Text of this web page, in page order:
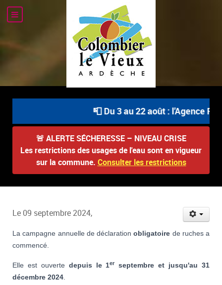
📮 Du 3 au 22 août : l'Agence
🚨 ALERTE SÉCHERESSE – NIVEAU CRISE
Les restrictions des usages de l'eau sont en vigueur
sur la commune. Consulter les restrictions
Le 09 septembre 2024,
La campagne annuelle de déclarationobligatoire de ruches a
commencé.
Elle est ouverte depuis le 1er
septembre et jusqu'au 31
décembre 2024